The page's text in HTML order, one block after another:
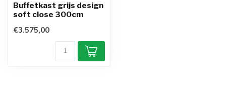
Buffetkast grijs design
soft close 300cm
€3.575,00